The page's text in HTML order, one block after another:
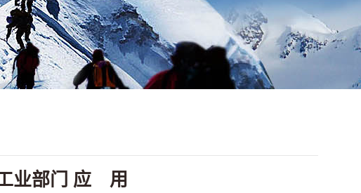
业部门 应 用